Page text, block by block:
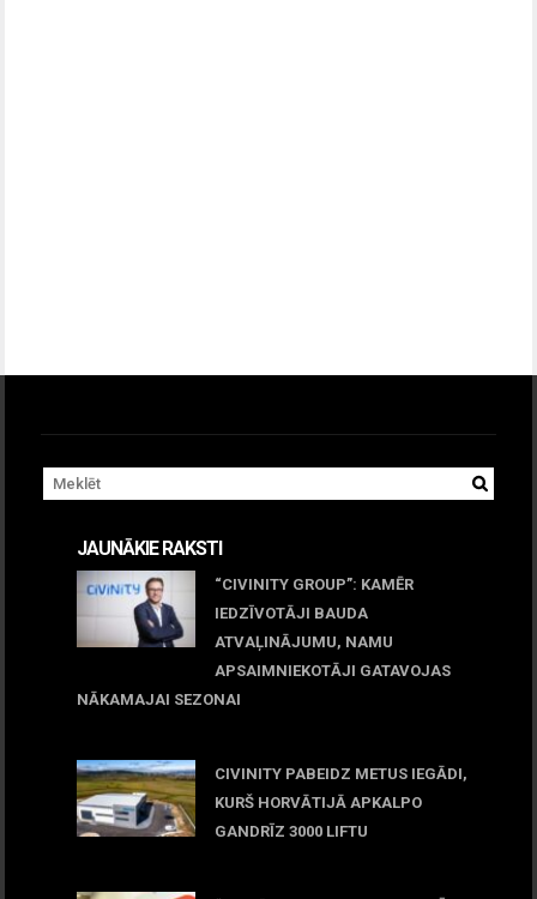
JAUNĀKIE RAKSTI
“CIVINITY GROUP”: KAMĒR
IEDZĪVOTĀJI BAUDA
ATVAĻINĀJUMU, NAMU
APSAIMNIEKOTĀJI GATAVOJAS
NĀKAMAJAI SEZONAI
CIVINITY PABEIDZ METUS IEGĀDI,
KURŠ HORVĀTIJĀ APKALPO
GANDRĪZ 3000 LIFTU